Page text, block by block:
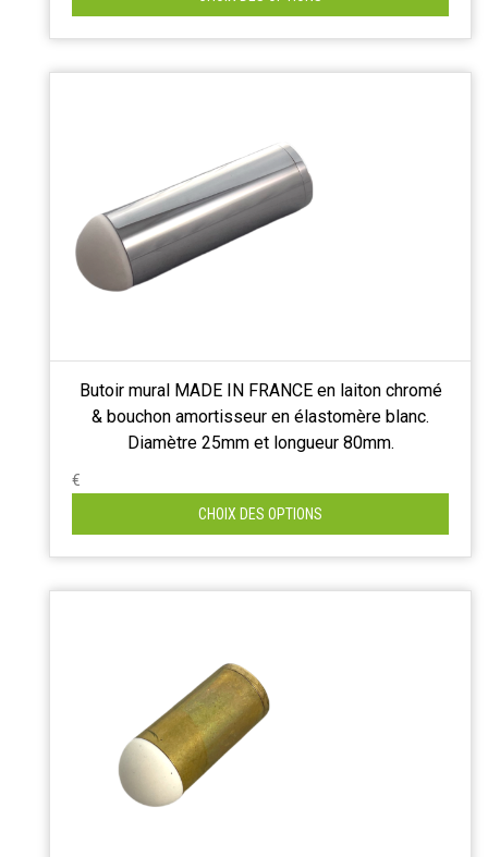
Butoir mural MADE IN FRANCE en laiton chromé
& bouchon amortisseur en élastomère blanc.
Diamètre 25mm et longueur 80mm.
€
CHOIX DES OPTIONS